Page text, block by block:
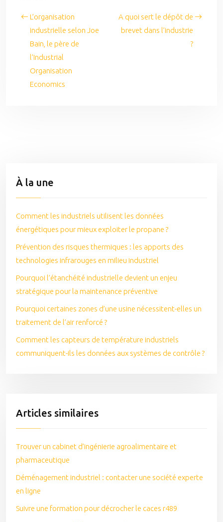
L’organisation
industrielle selon Joe
Bain, le père de
l’Industrial
Organisation
Economics
A quoi sert le dépôt de
brevet dans l’industrie
?
À la une
Comment les industriels utilisent les données
énergétiques pour mieux exploiter le propane ?
Prévention des risques thermiques : les apports des
technologies infrarouges en milieu industriel
Pourquoi l’étanchéité industrielle devient un enjeu
stratégique pour la maintenance préventive
Pourquoi certaines zones d’une usine nécessitent-elles un
traitement de l’air renforcé ?
Comment les capteurs de température industriels
communiquent-ils les données aux systèmes de contrôle ?
Articles similaires
Trouver un cabinet d’ingénierie agroalimentaire et
pharmaceutique
Déménagement industriel : contacter une société experte
en ligne
Suivre une formation pour décrocher le caces r489